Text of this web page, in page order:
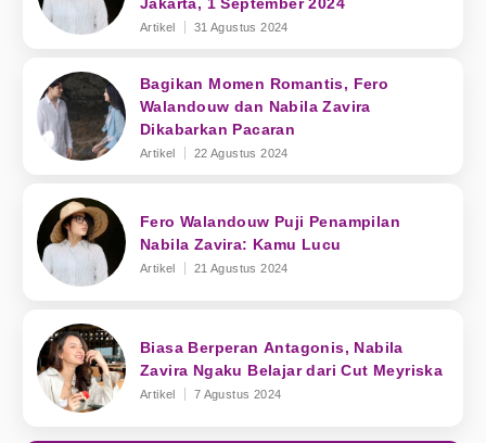
Artikel 31 Agustus 2024
Bagikan Momen Romantis, Fero
Walandouw dan Nabila Zavira
Dikabarkan Pacaran
Artikel 22 Agustus 2024
Fero Walandouw Puji Penampilan
Nabila Zavira: Kamu Lucu
Artikel 21 Agustus 2024
Biasa Berperan Antagonis, Nabila
Zavira Ngaku Belajar dari Cut Meyriska
Artikel 7 Agustus 2024